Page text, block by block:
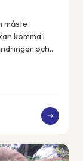
måste
komma i
och